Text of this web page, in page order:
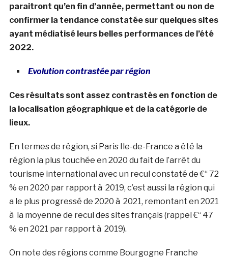
paraitront qu’en fin d’année, permettant ou non de
confirmer la tendance constatée sur quelques sites
ayant médiatisé leurs belles performances de l’été
2022.
Evolution contrastée par région
Ces résultats sont assez contrastés en fonction de
la localisation géographique et de la catégorie de
lieux.
En termes de région, si Paris Ile-de-France a été la
région la plus touchée en 2020 du fait de l’arrêt du
tourisme international avec un recul constaté de €“ 72
% en 2020 par rapport à 2019, c’est aussi la région qui
a le plus progressé de 2020 à 2021, remontant en 2021
à la moyenne de recul des sites français (rappel €“ 47
% en 2021 par rapport à 2019).
On note des régions comme Bourgogne Franche